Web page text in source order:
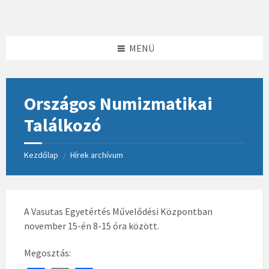
MENÜ
Országos Numizmatikai
Találkozó
Kezdőlap / Hírek archívum
A Vasutas Egyetértés Művelődési Központban
november 15-én 8-15 óra között.
Megosztás: